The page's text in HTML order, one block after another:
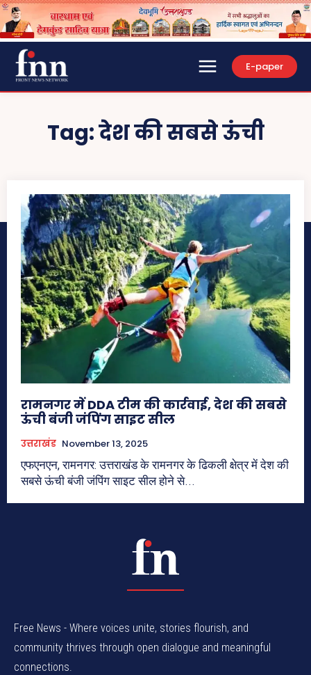
E-paper
Tag:देश की सबसे ऊंची
रामनगर में DDA टीम की कार्रवाई, देश की सबसे
ऊंची बंजी जंपिंग साइट सील
उत्तराखंड November 13, 2025
एफएनएन, रामनगर: उत्तराखंड के रामनगर के ढिकली क्षेत्र में देश की
सबसे ऊंची बंजी जंपिंग साइट सील होने से...
Free News - Where voices unite, stories flourish, and
community thrives through open dialogue and meaningful
connections.